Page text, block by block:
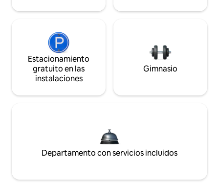
Estacionamiento
gratuito en las
instalaciones
Gimnasio
Departamento con servicios incluidos